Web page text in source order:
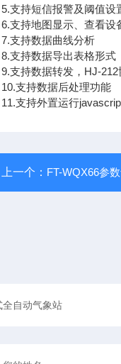
持短信报警及阈值设
持地图显示、查看设
持数据曲线分析
持数据导出表格形式
持数据转发，HJ-212
支持数据后处理功能
支持外置运行
上一个： FT-WQX66参